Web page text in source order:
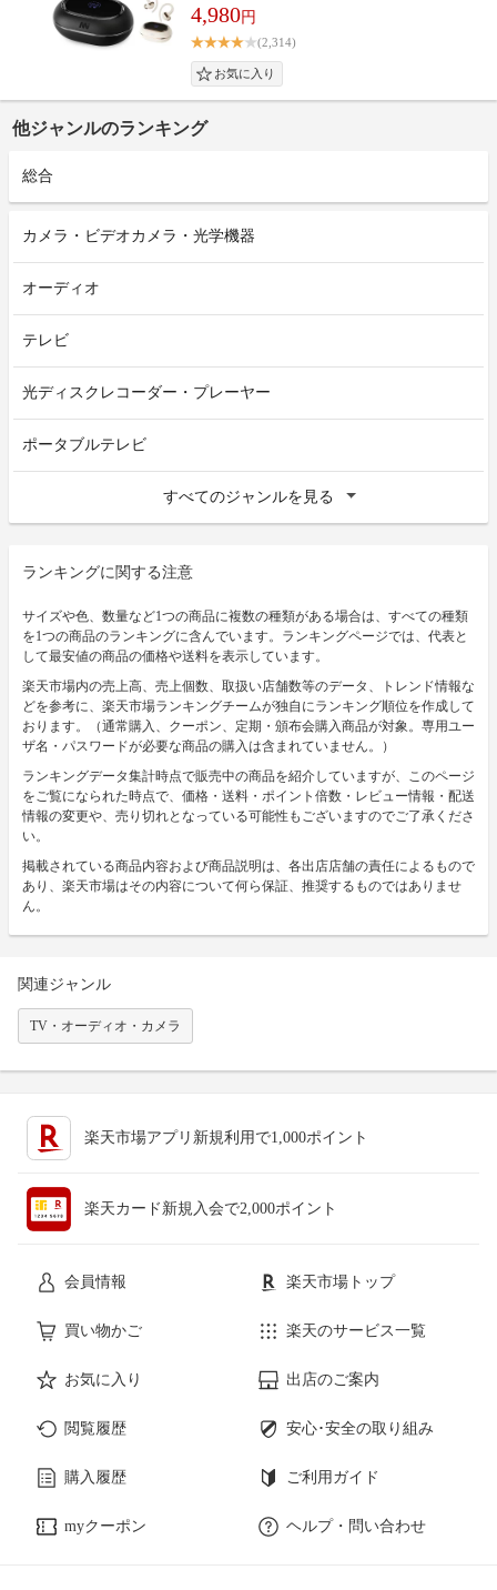
4,980円
(2,314)
他ジャンルのランキング
総合
カメラ・ビデオカメラ・光学機器
オーディオ
テレビ
光ディスクレコーダー・プレーヤー
ポータブルテレビ
すべてのジャンルを見る
ランキングに関する注意
サイズや色、数量など1つの商品に複数の種類がある場合は、すべての種類
を1つの商品のランキングに含んでいます。ランキングページでは、代表と
して最安値の商品の価格や送料を表示しています。
楽天市場内の売上高、売上個数、取扱い店舗数等のデータ、トレンド情報な
どを参考に、楽天市場ランキングチームが独自にランキング順位を作成して
おります。（通常購入、クーポン、定期・頒布会購入商品が対象。専用ユー
ザ名・パスワードが必要な商品の購入は含まれていません。）
ランキングデータ集計時点で販売中の商品を紹介していますが、このページ
をご覧になられた時点で、価格・送料・ポイント倍数・レビュー情報・配送
情報の変更や、売り切れとなっている可能性もございますのでご了承くださ
い。
掲載されている商品内容および商品説明は、各出店店舗の責任によるもので
あり、楽天市場はその内容について何ら保証、推奨するものではありませ
ん。
関連ジャンル
TV・オーディオ・カメラ
楽天市場アプリ新規利用で1,000ポイント
楽天カード新規入会で2,000ポイント
会員情報 楽天市場トップ
買い物かご 楽天のサービス一覧
お気に入り 出店のご案内
閲覧履歴 安心･安全の取り組み
購入履歴 ご利用ガイド
myクーポン ヘルプ・問い合わせ